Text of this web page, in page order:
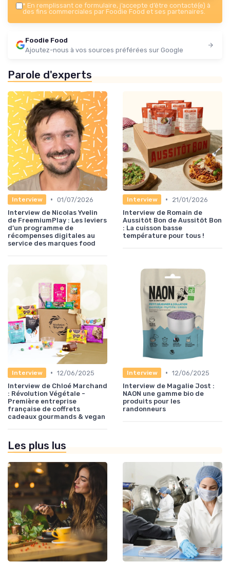
* En remplissant ce formulaire, j’accepte d’être contacté(e) à
des fins commerciales par Foodie Food et ses partenaires.
Foodie Food
Ajoutez-nous à vos sources préférées sur Google
Parole d'experts
Interview • 01/07/2026
Interview de Nicolas Yvelin
de FreemiumPlay : Les leviers
d’un programme de
récompenses digitales au
service des marques food
Interview •
21/01/2026
Interview de Romain de
Aussitôt Bon de Aussitôt Bon
: La cuisson basse
température pour tous !
Interview • 12/06/2025
Interview de Chloé Marchand
: Révolution Végétale -
Première entreprise
française de coffrets
cadeaux gourmands & vegan
Interview • 12/06/2025
Interview de Magalie Jost :
NAON une gamme bio de
produits pour les
randonneurs
Les plus lus